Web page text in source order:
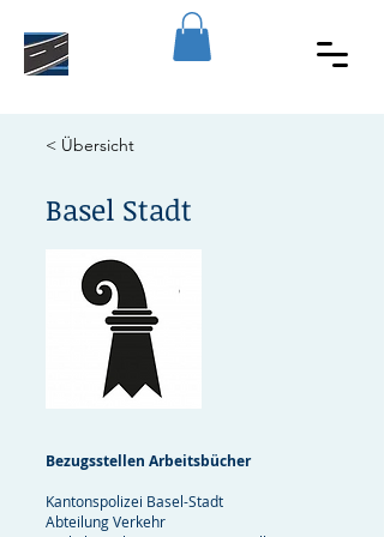
< Übersicht
Basel Stadt
Bezugsstellen Arbeitsbücher
Kantonspolizei Basel-Stadt
Abteilung Verkehr